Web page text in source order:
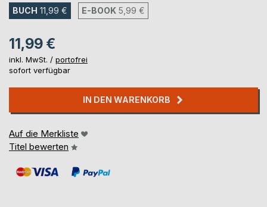
BUCH 11,99 € E-BOOK 5,99 €
11,99 €
inkl. MwSt. / portofrei
sofort verfügbar
IN DEN WARENKORB
Auf die Merkliste
Titel bewerten